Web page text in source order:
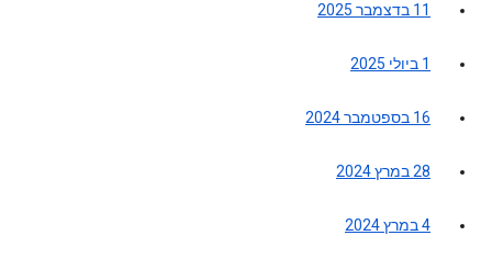
11 בדצמבר 2025
1 ביולי 2025
16 בספטמבר 2024
28 במרץ 2024
4 במרץ 2024